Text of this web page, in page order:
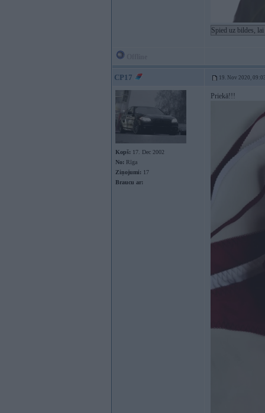
Spied uz bildes,
CP17 19. Nov 2020,
Kopš: 17. Dec 2002
No: Rīga
Ziņojumi: 17
Braucu ar:
Priekā!!!